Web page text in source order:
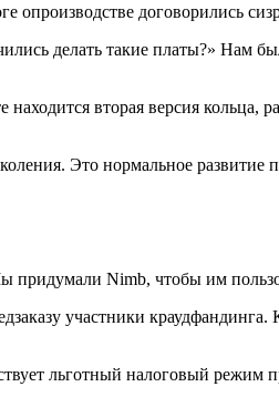
опроизводстве договорились
делать такие платы?» Нам
вторая версия кольца,
Это нормальное развитие
придумали Nimb, чтобы им
участники
льготный налоговый режим